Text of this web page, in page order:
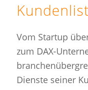
Vom Startup
zum DAX-
Dienste seiner